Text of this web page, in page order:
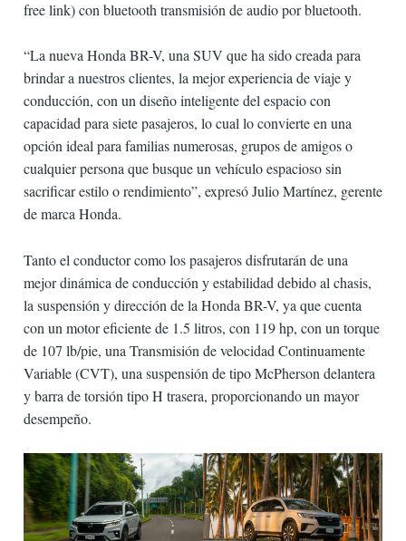
free link) con bluetooth transmisión de audio por bluetooth.
“La nueva Honda BR-V, una SUV que ha sido creada para
brindar a nuestros clientes, la mejor experiencia de viaje y
conducción, con un diseño inteligente del espacio con
capacidad para siete pasajeros, lo cual lo convierte en una
opción ideal para familias numerosas, grupos de amigos o
cualquier persona que busque un vehículo espacioso sin
sacrificar estilo o rendimiento”, expresó Julio Martínez, gerente
de marca Honda.
Tanto el conductor como los pasajeros disfrutarán de una
mejor dinámica de conducción y estabilidad debido al chasis,
la suspensión y dirección de la Honda BR-V, ya que cuenta
con un motor eficiente de 1.5 litros, con 119 hp, con un torque
de 107 lb/pie, una Transmisión de velocidad Continuamente
Variable (CVT), una suspensión de tipo McPherson delantera
y barra de torsión tipo H trasera, proporcionando un mayor
desempeño.